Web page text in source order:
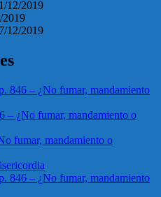
12/2019
2019
12/2019
846 – ¿No fumar, mandamiento
– ¿No fumar, mandamiento o
fumar, mandamiento o
846 – ¿No fumar, mandamiento